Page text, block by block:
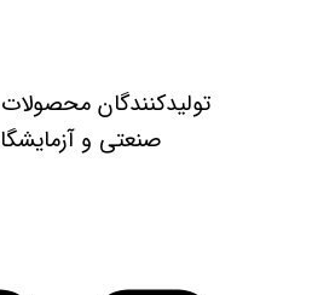
تولیدکنندگان
صنعتی و